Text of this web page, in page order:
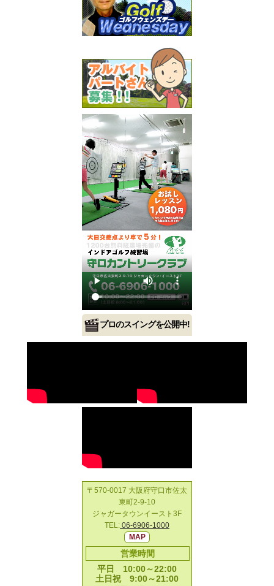
プロのスイングを公開中!
〒570-0017 大阪府守口市佐太
東町2-9-10
ジャガータウンイースト3F
TEL: 06-6906-1000
MAP
営業時間
平日 10:00～22:00
土日祝 9:00～21:00